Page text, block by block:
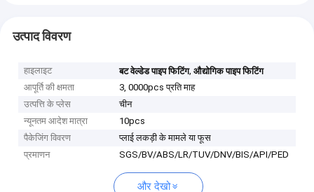
उत्पाद विवरण
हाइलाइट बट वेल्डेड पाइप फिटिंग,औद्योगिक पाइप फिटिंग
आपूर्ति की क्षमता
3, 0000pcs प्रति माह
उत्पत्ति के प्लेस
चीन
न्यूनतम आदेश मात्रा
10pcs
पैकेजिंग विवरण
प्लाई लकड़ी के मामले या फूस
प्रमाणन
SGS/BV/ABS/LR/TUV/DNV/BIS/API/PED
और देखो